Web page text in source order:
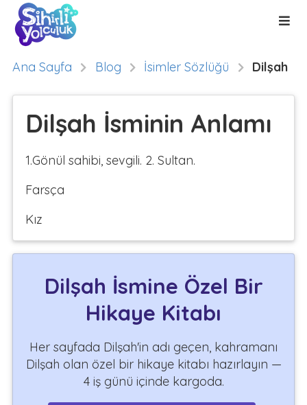
Ana Sayfa Blog İsimler Sözlüğü Dilşah
Dilşah İsminin Anlamı
1.Gönül sahibi, sevgili. 2. Sultan.
Farsça
Kız
Dilşah İsmine Özel Bir
Hikaye Kitabı
Her sayfada Dilşah'in adı geçen, kahramanı
Dilşah olan özel bir hikaye kitabı hazırlayın —
4 iş günü içinde kargoda.